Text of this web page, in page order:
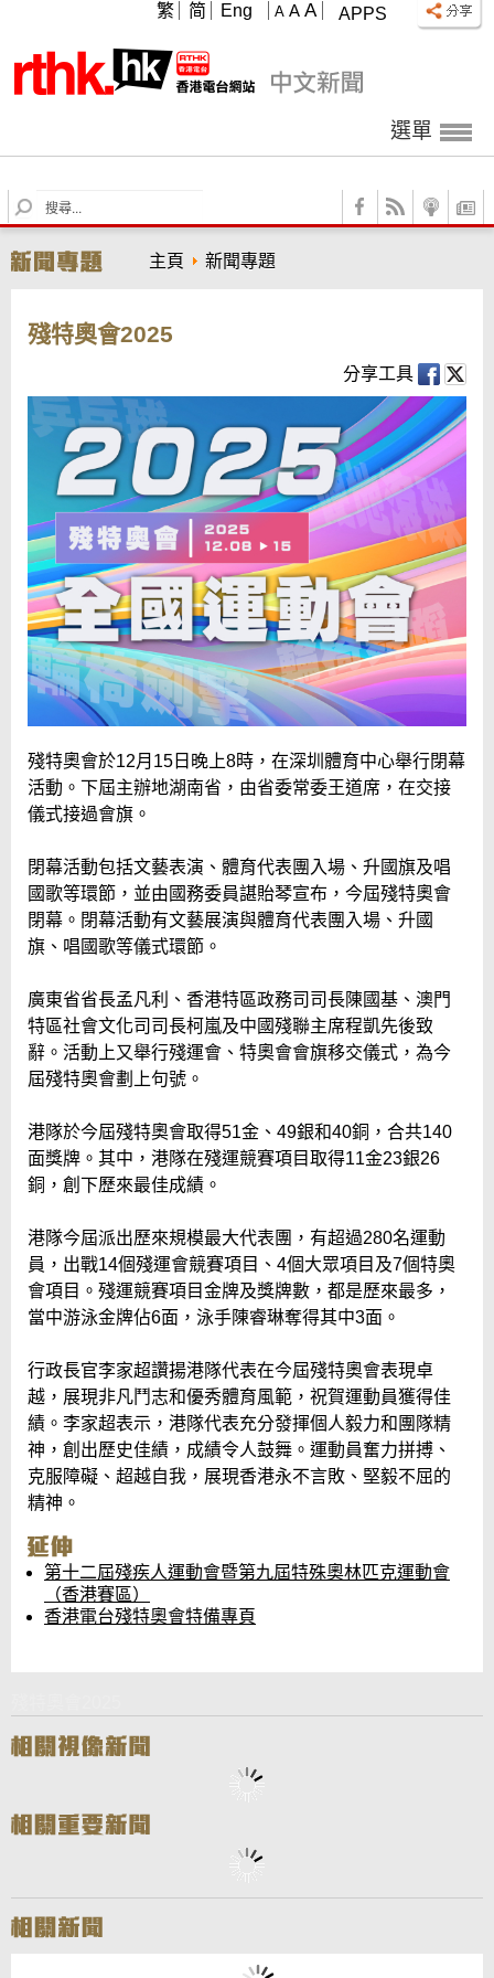
APPS
A A A
繁 简 Eng
選單
S
e
r
主頁 新聞專題
殘特奧會2025
分享工具
殘特奧會於12月15日晚上8時，在深圳體育中心舉行閉幕
活動。下屆主辦地湖南省，由省委常委王道席，在交接
儀式接過會旗。
閉幕活動包括文藝表演、體育代表團入場、升國旗及唱
國歌等環節，並由國務委員諶貽琴宣布，今屆殘特奧會
閉幕。閉幕活動有文藝展演與體育代表團入場、升國
旗、唱國歌等儀式環節。
廣東省省長孟凡利、香港特區政務司司長陳國基、澳門
特區社會文化司司長柯嵐及中國殘聯主席程凱先後致
辭。活動上又舉行殘運會、特奧會會旗移交儀式，為今
屆殘特奧會劃上句號。
港隊於今屆殘特奧會取得51金、49銀和40銅，合共140
面獎牌。其中，港隊在殘運競賽項目取得11金23銀26
銅，創下歷來最佳成績。
港隊今屆派出歷來規模最大代表團，有超過280名運動
員，出戰14個殘運會競賽項目、4個大眾項目及7個特奧
會項目。殘運競賽項目金牌及獎牌數，都是歷來最多，
當中游泳金牌佔6面，泳手陳睿琳奪得其中3面。
行政長官李家超讚揚港隊代表在今屆殘特奧會表現卓
越，展現非凡鬥志和優秀體育風範，祝賀運動員獲得佳
績。李家超表示，港隊代表充分發揮個人毅力和團隊精
神，創出歷史佳績，成績令人鼓舞。運動員奮力拼搏、
克服障礙、超越自我，展現香港永不言敗、堅毅不屈的
精神。
第十二屆殘疾人運動會暨第九屆特殊奧林匹克運動會
（香港賽區）
香港電台殘特奧會特備專頁